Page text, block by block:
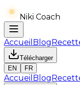
Niki Coach
Accueil Blog
Télécharger
EN
FR
Accueil Blog